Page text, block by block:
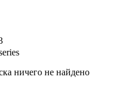
ничего не найдено